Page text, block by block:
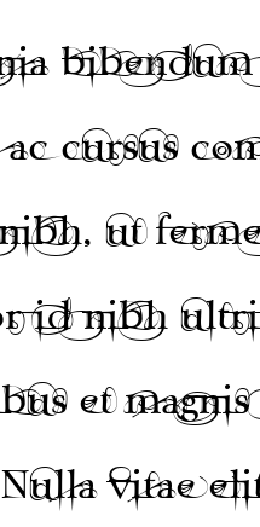
cursus
ut
id nibh
et
vitae